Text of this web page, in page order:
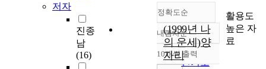
저자
진종
남
(16)
정확도순
정확도
순
인기도
내림차순
내림차순
10개씩 출력
(1999년 나
의 운세)양
자리
활용도
높은 자
료